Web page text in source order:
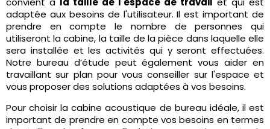
adaptée aux besoins de l'utilisateur. Il est important de
prendre en compte le nombre de personnes qui
utiliseront la cabine, la taille de la pièce dans laquelle elle
sera installée et les activités qui y seront effectuées.
Notre bureau d’étude peut également vous aider en
travaillant sur plan pour vous conseiller sur l'espace et
vous proposer des solutions adaptées à vos besoins.
Pour choisir la cabine acoustique de bureau idéale, il est
important de prendre en compte vos besoins en termes